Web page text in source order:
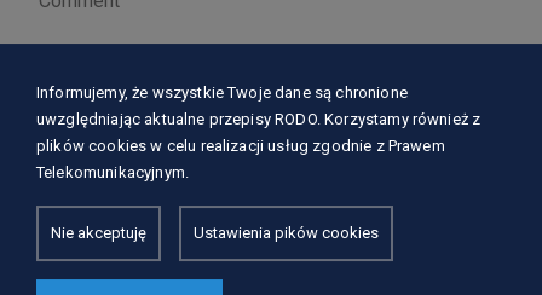
Save my name, email, and website in this browser
Informujemy, że wszystkie Twoje dane są chronione
uwzględniając aktualne przepisy RODO. Korzystamy również z
plików cookies w celu realizacji usług zgodnie z Prawem
Telekomunikacyjnym.
Nie akceptuję Ustawienia pików cookies